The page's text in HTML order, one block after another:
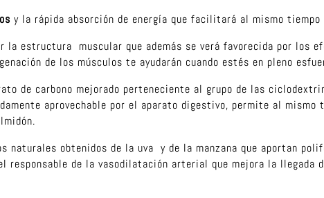
y la rápida absorción de energía que facilitará al mismo
la estructura muscular que además se verá favorecida por los
de los músculos te ayudarán cuando estés en pleno
de carbono mejorado perteneciente al grupo de las
aprovechable por el aparato digestivo, permite al mismo
naturales obtenidos de la uva y de la manzana que aportan
de la vasodilatación arterial que mejora la llegada